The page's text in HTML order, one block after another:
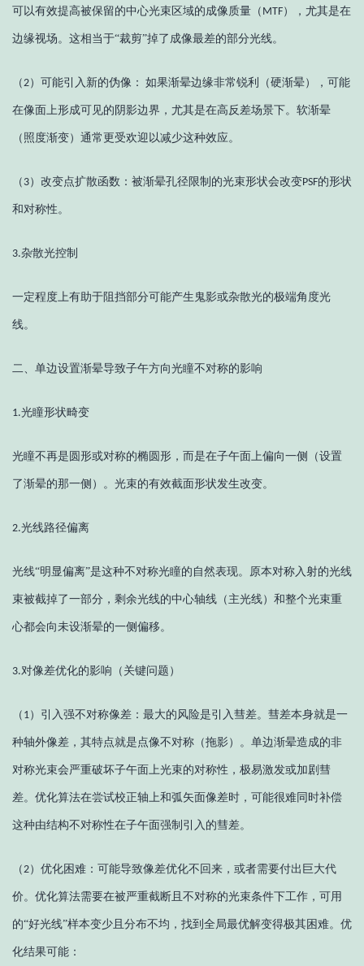
可以有效提高被保留的中心光束区域的成像质量（ MTF），尤其是在
边缘视场。这相当于“裁剪”掉了成像最差的部分光线。
（2） 可能引入新的伪像： 如果渐晕边缘非常锐利（硬渐晕），可能
在像面上形成可见的阴影边界，尤其是在高反差场景下。软渐晕
（照度渐变）通常更受欢迎以减少这种效应。
（ 3） 改变点扩散函数：被渐晕孔径限制的光束形状会改变PSF的形状
和对称性。
3.杂散光控制
一定程度上有助于阻挡部分可能产生鬼影或杂散光的极端角度光
线。
二、单边设置渐晕导致子午方向光瞳不对称的影响
1.光瞳形状畸变
光瞳不再是圆形或对称的椭圆形，而是在子午面上偏向一侧（设置
了渐晕的那一侧）。光束的有效截面形状发生改变。
2.光线路径偏离
光线“明显偏离”是这种不对称光瞳的自然表现。原本对称入射的光线
束被截掉了一部分，剩余光线的中心轴线（主光线）和整个光束重
心都会向未设渐晕的一侧偏移。
3.对像差优化的影响（关键问题）
（ 1） 引入强不对称像差：最大的风险是引入彗差。彗差本身就是一
种轴外像差，其特点就是点像不对称（拖影）。单边渐晕造成的非
对称光束会严重破坏子午面上光束的对称性，极易激发或加剧彗
差。优化算法在尝试校正轴上和弧矢面像差时，可能很难同时补偿
这种由结构不对称性在子午面强制引入的彗差。
（2） 优化困难：可能导致像差优化不回来，或者需要付出巨大代
价。优化算法需要在被严重截断且不对称的光束条件下工作，可用
的“好光线”样本变少且分布不均，找到全局最优解变得极其困难。优
化结果可能：